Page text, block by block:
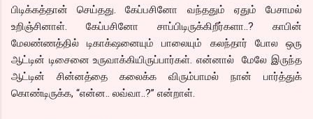
பிடிக்கத்தான் செய்தது. கேப்பசினோ வந்ததும் ஏதும் பேசாமல்
உறிஞ்சினாள். கேப்பசினோ சாப்பிடிருக்கிறீர்களா..? காபின்
மேலண்ணத்தில் டிகாக்‌ஷனையும் பாலையும் கலந்தார் போல ஒரு
ஆட்டின் டிசைனை உருவாக்கியிருப்பார்கள். என்னால் மேலே இருந்த
ஆட்டின் சின்னத்தை கலைக்க விரும்பாமல் நான் பார்த்துக்
கொண்டிருக்க, “என்ன.. லவ்வா..?” என்றாள்.